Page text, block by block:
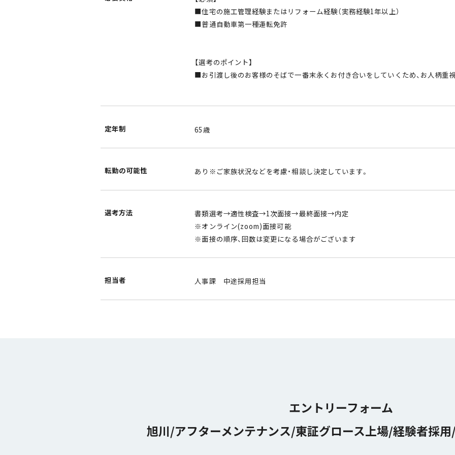
■住宅の施工管理経験またはリフォーム経験（実務経験1年以上）
■普通自動車第一種運転免許
【選考のポイント】
■お引渡し後のお客様のそばで一番末永くお付き合いをしていくため、お人柄重
定年制 65歳
転勤の可能性 あり※ご家族状況などを考慮・相談し決定しています。
選考方法
書類選考→適性検査→1次面接→最終面接→内定
※オンライン(zoom)面接可能
※面接の順序、回数は変更になる場合がございます
担当者 人事課 中途採用担当
エントリーフォーム
旭川/アフターメンテナンス/東証グロース上場/経験者採